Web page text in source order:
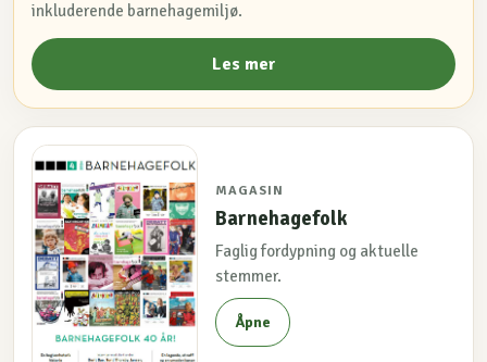
inkluderende barnehagemiljø.
Les mer
MAGASIN
Barnehagefolk
Faglig fordypning og aktuelle
stemmer.
Åpne